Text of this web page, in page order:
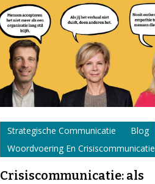
Strategische Communicatie
Blog
Woordvoering En Crisiscommunicatie
Crisiscommunicatie: als